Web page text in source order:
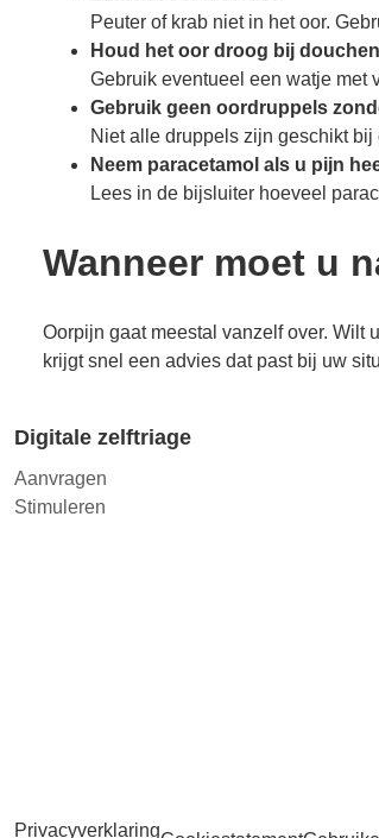
Peuter of krab niet in het oor.
Houd het oor droog bij
Gebruik eventueel een watje met
Gebruik geen oordruppels
Niet alle druppels zijn geschikt bij
Neem paracetamol als u pijn
Lees in de bijsluiter hoeveel
Wanneer moet u
Oorpijn gaat meestal vanzelf over. Wilt
krijgt snel een advies dat past bij uw
Digitale zelftriage
Aanvragen
Stimuleren
Privacyverklaring